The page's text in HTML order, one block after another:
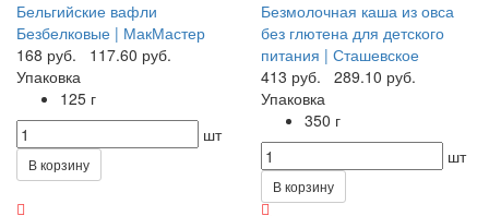
Бельгийские вафли
Безбелковые | МакМастер
168 руб.
117.60 руб.
Упаковка
125 г
шт
В корзину
Безмолочная каша из овса
без глютена для детского
питания | Сташевское
413 руб.
289.10 руб.
Упаковка
350 г
шт
В корзину